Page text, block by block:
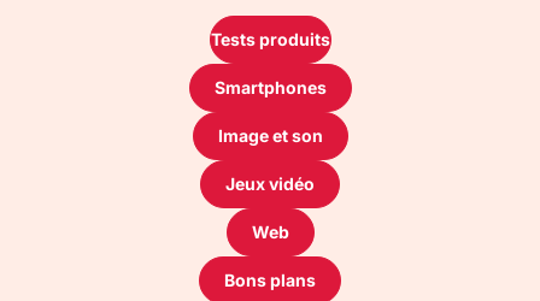
Tests produits
Smartphones
Image et son
Jeux vidéo
Web
Bons plans